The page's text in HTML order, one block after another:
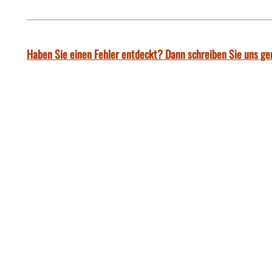
Haben Sie einen Fehler entdeckt? Dann schreiben Sie uns